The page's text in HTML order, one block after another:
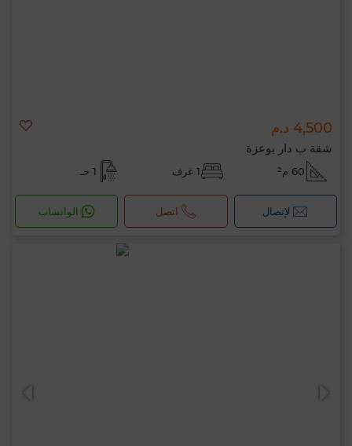
4,500 د.م
شقة ب دار بوعزة
60 م² 1 غرف 1 حـ
لإتصال اتصل الواتساب